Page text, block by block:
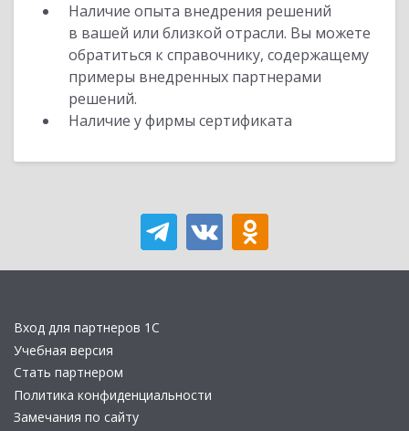
Наличие опыта внедрения решений
в вашей или близкой отрасли. Вы можете
обратиться к справочнику, содержащему
примеры внедренных партнерами
решений.
Наличие у фирмы сертификата
Вход для партнеров 1С
Учебная версия
Стать партнером
Политика конфиденциальности
Замечания по сайту